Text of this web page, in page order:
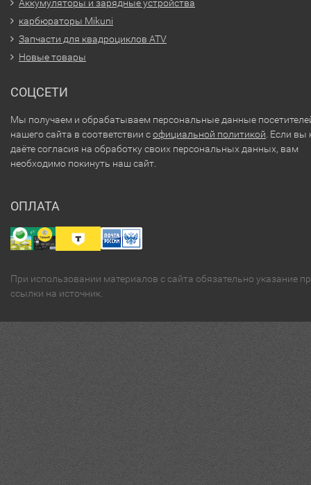
Аккумуляторы и зарядные устройства
карбюраторы Mikuni
Запчасти для квадроциклов ATV
Новые товары
СОЦСЕТИ
Мы получаем и обрабатываем персональные данные
нашего сайта в соответствии софициальной политикой . Если вы
даёте согласия на обработку своих персональных данных, вам
необходимо покинуть наш сайт.
ОПЛАТА
При использовании материалов с сайта обязательно указание
ссылки на источник.